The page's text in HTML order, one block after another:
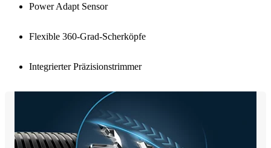
Power Adapt Sensor
Flexible 360-Grad-Scherköpfe
Integrierter Präzisionstrimmer